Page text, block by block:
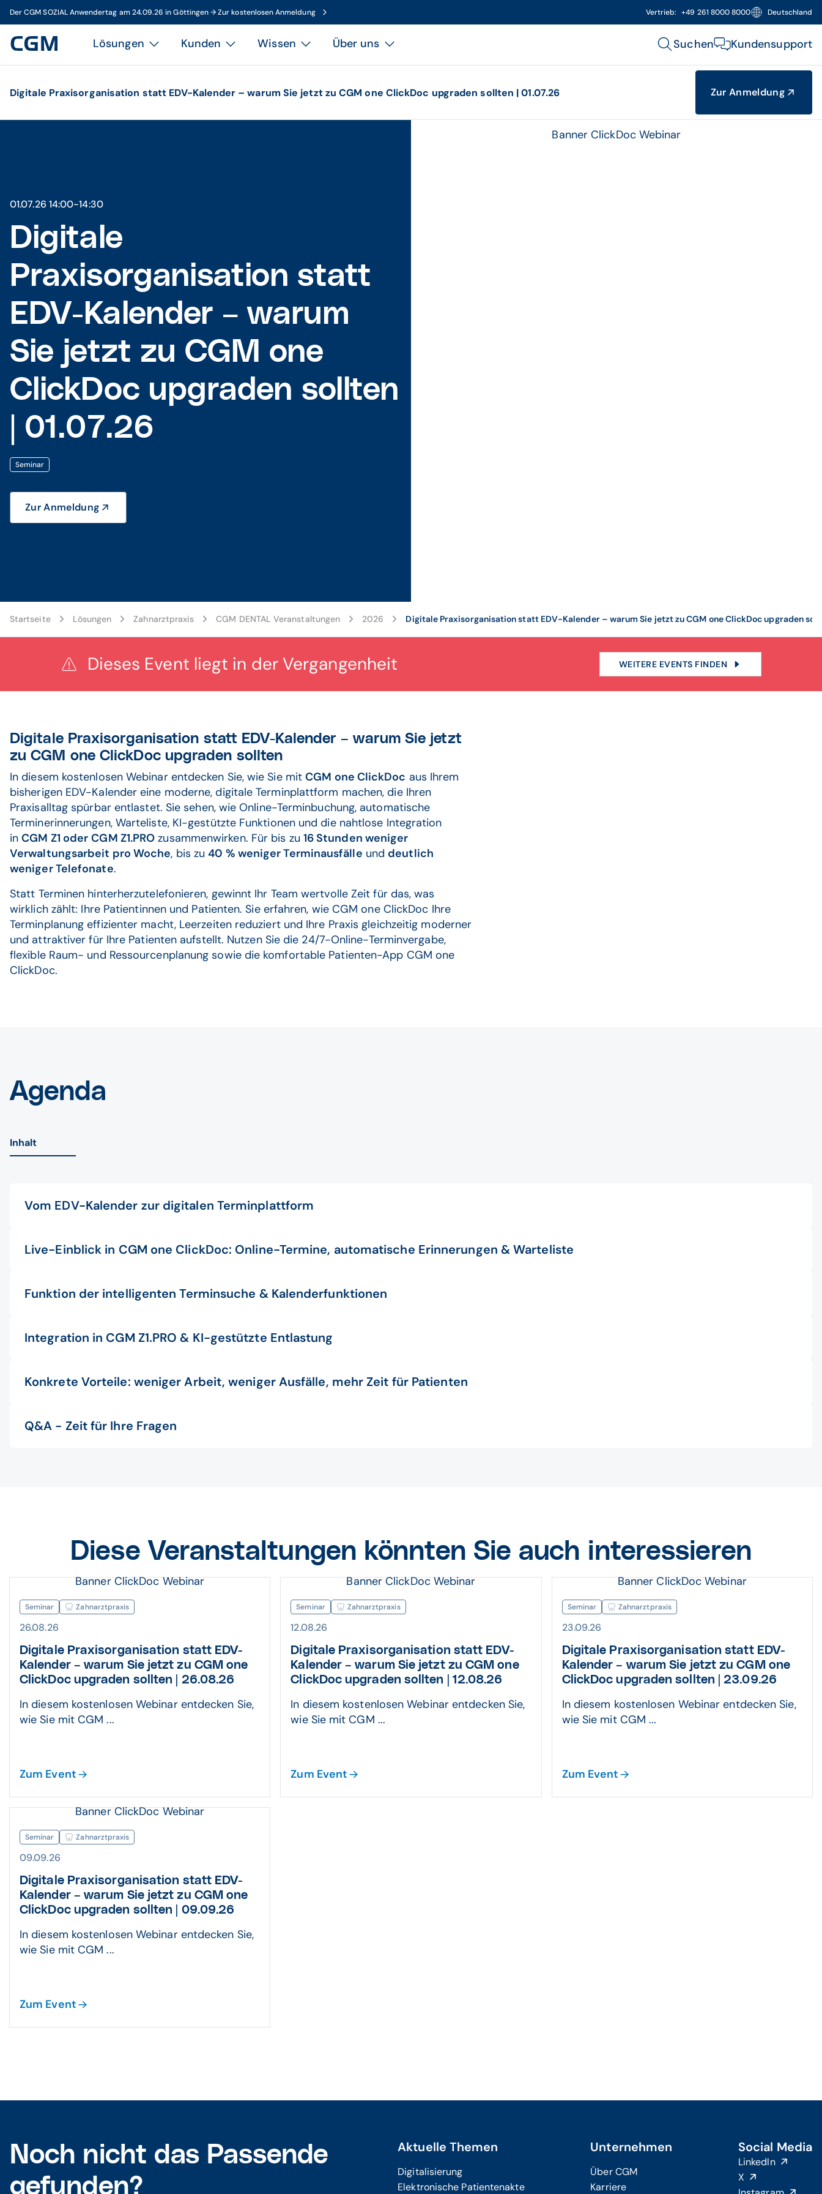
Der CGM SOZIAL Anwendertag am 24.09.26 in Göttingen → Zur kostenlosen Anmeldung Vertrieb: +49 261 8000 8000 Deutschland
Lösungen Kunden Wissen Über uns Suchen Kundensupport
Digitale Praxisorganisation statt EDV-Kalender – warum Sie jetzt zu CGM one ClickDoc upgraden sollten | 01.07.26 Zur Anmeldung
01.07.26 14:00-14:30
Digitale
Praxisorganisation statt
EDV-Kalender – warum
Sie jetzt zu CGM one
ClickDoc upgraden sollten
| 01.07.26
Seminar
Zur Anmeldung
Banner ClickDoc Webinar
Startseite Lösungen Zahnarztpraxis CGM DENTAL Veranstaltungen 2026 Digitale Praxisorganisation statt EDV-Kalender – warum Sie jetzt zu CGM one ClickDoc upgraden
Dieses Event liegt in der Vergangenheit WEITERE EVENTS FINDEN
Digitale Praxisorganisation statt EDV-Kalender – warum Sie jetzt
zu CGM one ClickDoc upgraden sollten
In diesem kostenlosen Webinar entdecken Sie, wie Sie mitCGM one ClickDoc aus Ihrem
bisherigen EDV-Kalender eine moderne, digitale Terminplattform machen, die Ihren
Praxisalltag spürbar entlastet. Sie sehen, wie Online-Terminbuchung, automatische
Terminerinnerungen, Warteliste, KI-gestützte Funktionen und die nahtlose Integration
inCGM Z1 oder CGM Z1.PRO zusammenwirken. Für bis zu 16 Stunden weniger
Verwaltungsarbeit pro Woche, bis zu40 % weniger Terminausfälle und deutlich
weniger Telefonate.
Statt Terminen hinterherzutelefonieren, gewinnt Ihr Team wertvolle Zeit für das, was
wirklich zählt: Ihre Patientinnen und Patienten. Sie erfahren, wie CGM one ClickDoc Ihre
Terminplanung effizienter macht, Leerzeiten reduziert und Ihre Praxis gleichzeitig moderner
und attraktiver für Ihre Patienten aufstellt. Nutzen Sie die 24/7-Online-Terminvergabe,
flexible Raum- und Ressourcenplanung sowie die komfortable Patienten-App CGM one
ClickDoc.
Agenda
Inhalt
Vom EDV-Kalender zur digitalen Terminplattform
Live-Einblick in CGM one ClickDoc: Online-Termine, automatische Erinnerungen & Warteliste
Funktion der intelligenten Terminsuche & Kalenderfunktionen
Integration in CGM Z1.PRO & KI-gestützte Entlastung
Konkrete Vorteile: weniger Arbeit, weniger Ausfälle, mehr Zeit für Patienten
Q&A - Zeit für Ihre Fragen
Diese Veranstaltungen könnten Sie auch interessieren
Banner ClickDoc Webinar
Seminar Zahnarztpraxis
26.08.26
Digitale Praxisorganisation statt EDV-
Kalender – warum Sie jetzt zu CGM one
ClickDoc upgraden sollten | 26.08.26
In diesem kostenlosen Webinar entdecken Sie,
wie Sie mit CGM ...
Zum Event
Banner ClickDoc Webinar
Seminar Zahnarztpraxis
12.08.26
Digitale Praxisorganisation statt EDV-
Kalender – warum Sie jetzt zu CGM one
ClickDoc upgraden sollten | 12.08.26
In diesem kostenlosen Webinar entdecken Sie,
wie Sie mit CGM ...
Zum Event
Banner ClickDoc Webinar
Seminar Zahnarztpraxis
23.09.26
Digitale Praxisorganisation statt EDV-
Kalender – warum Sie jetzt zu CGM one
ClickDoc upgraden sollten | 23.09.26
In diesem kostenlosen Webinar entdecken Sie,
wie Sie mit CGM ...
Zum Event
Banner ClickDoc Webinar
Seminar Zahnarztpraxis
09.09.26
Digitale Praxisorganisation statt EDV-
Kalender – warum Sie jetzt zu CGM one
ClickDoc upgraden sollten | 09.09.26
In diesem kostenlosen Webinar entdecken Sie,
wie Sie mit CGM ...
Zum Event
Noch nicht das Passende
gefunden?
Aktuelle Themen
Digitalisierung
Elektronische Patientenakte
Unternehmen
Über CGM
Karriere
Social Media
LinkedIn
X